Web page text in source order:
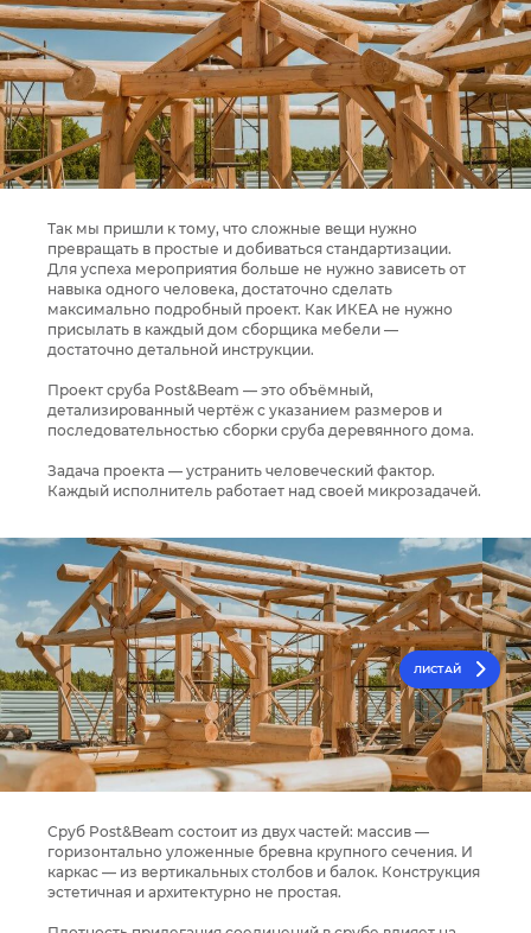
Так мы пришли к тому, что сложные вещи нужно
превращать в простые и добиваться стандартизации.
Для успеха мероприятия больше не нужно зависеть от
навыка одного человека, достаточно сделать
максимально подробный проект. Как ИКЕА не нужно
присылать в каждый дом сборщика мебели —
достаточно детальной инструкции.
Проект сруба Post&Beam — это объёмный,
детализированный чертёж с указанием размеров и
последовательностью сборки сруба деревянного дома.
Задача проекта — устранить человеческий фактор.
Каждый исполнитель работает над своей микрозадачей.
ЛИСТАЙ
Сруб Post&Beam состоит из двух частей: массив —
горизонтально уложенные бревна крупного сечения. И
каркас — из вертикальных столбов и балок. Конструкция
эстетичная и архитектурно не простая.⁣⁣